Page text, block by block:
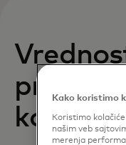
Kako koristimo
Koristimo
našim veb
merenja